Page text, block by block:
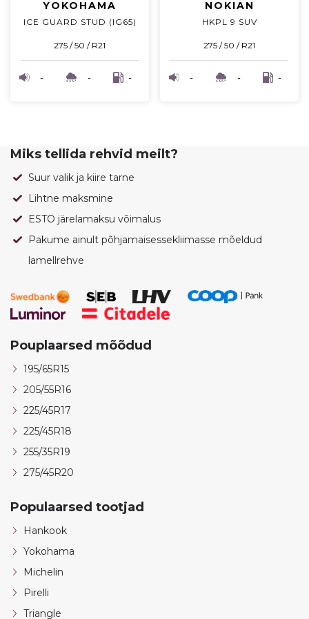
YOKOHAMA
ICE GUARD STUD (IG65)
275 / 50 / R21
- - -
NOKIAN
HKPL 9 SUV
275 / 50 / R21
- - -
Miks tellida rehvid meilt?
Suur valik ja kiire tarne
Lihtne maksmine
ESTO järelamaksu võimalus
Pakume ainult põhjamaisessekliimasse mõeldud
lamellrehve
Pouplaarsed mõõdud
195/65R15
205/55R16
225/45R17
225/45R18
255/35R19
275/45R20
Populaarsed tootjad
Hankook
Yokohama
Michelin
Pirelli
Triangle